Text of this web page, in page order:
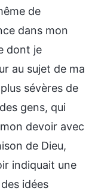
de
dans mon
dont je
au sujet de ma
sévères de
gens, qui
devoir avec
de Dieu,
indiquait une
idées